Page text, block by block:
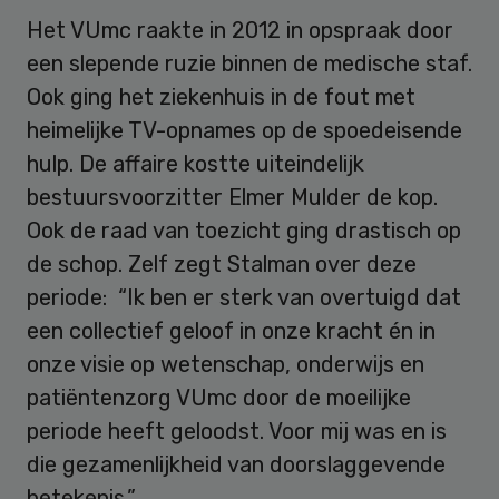
Het VUmc raakte in 2012 in opspraak door
een slepende ruzie binnen de medische staf.
Ook ging het ziekenhuis in de fout met
heimelijke TV-opnames op de spoedeisende
hulp. De affaire kostte uiteindelijk
bestuursvoorzitter Elmer Mulder de kop.
Ook de raad van toezicht ging drastisch op
de schop. Zelf zegt Stalman over deze
periode: “Ik ben er sterk van overtuigd dat
een collectief geloof in onze kracht én in
onze visie op wetenschap, onderwijs en
patiëntenzorg VUmc door de moeilijke
periode heeft geloodst. Voor mij was en is
die gezamenlijkheid van doorslaggevende